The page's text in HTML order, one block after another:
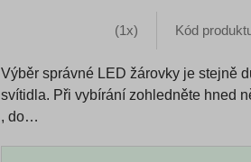
(1x) Kód
Výběr správné LED žárovky je stejně
svítidla. Při vybírání zohledněte hned
, do…